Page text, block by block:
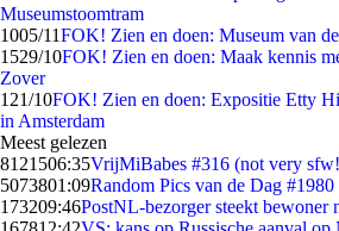
Museumstoomtram
1005/11FOK! Zien en doen: Museum van
1529/10FOK! Zien en doen: Maak kennis
Zover
1 21/10FOK! Zien en doen: Expositie Etty
in Amsterdam
Meest gelezen
8121506:35VrijMiBabes #316 (not very
5073801:09Random Pics van de Dag #1980
173209:46PostNL-bezorger steekt bewoner